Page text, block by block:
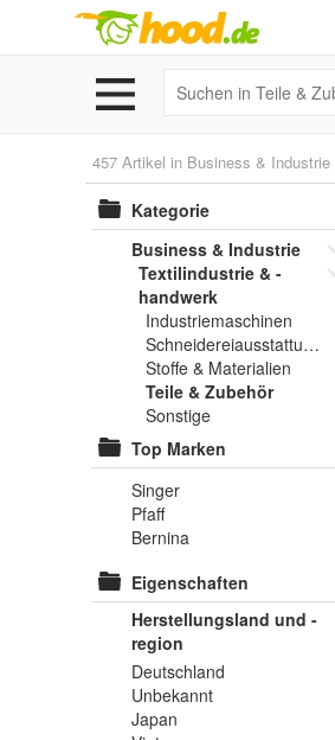
457 Artikel in Business & Industrie
Kategorie
Business & Industrie
Textilindustrie & -
handwerk
Industriemaschinen
Schneidereiausstattung
Stoffe & Materialien
Teile & Zubehör
Sonstige
Top Marken
Singer
Pfaff
Bernina
Eigenschaften
Herstellungsland und -
region
Deutschland
Unbekannt
Japan